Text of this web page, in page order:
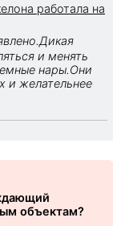
работала на
и менять
нары.Они
и желательнее
объектам?